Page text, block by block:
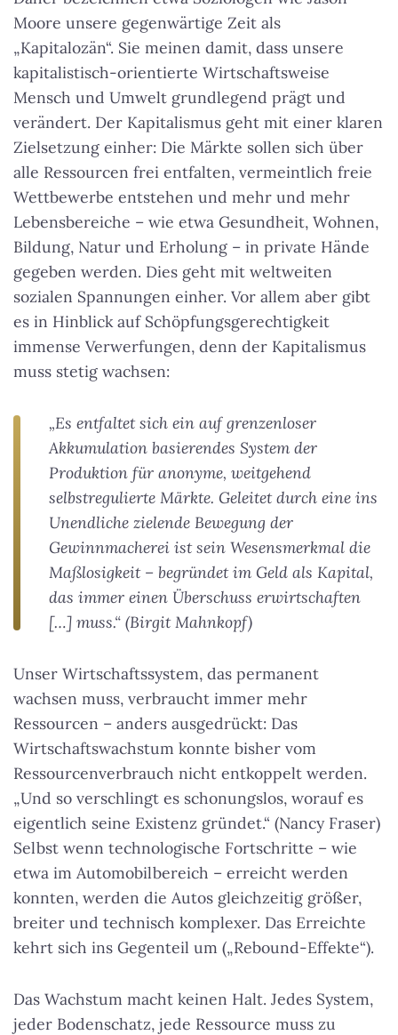
Moore unsere gegenwärtige Zeit als
„Kapitalozän“. Sie meinen damit, dass unsere
kapitalistisch-orientierte Wirtschaftsweise
Mensch und Umwelt grundlegend prägt und
verändert. Der Kapitalismus geht mit einer klaren
Zielsetzung einher: Die Märkte sollen sich über
alle Ressourcen frei entfalten, vermeintlich freie
Wettbewerbe entstehen und mehr und mehr
Lebensbereiche – wie etwa Gesundheit, Wohnen,
Bildung, Natur und Erholung – in private Hände
gegeben werden. Dies geht mit weltweiten
sozialen Spannungen einher. Vor allem aber gibt
es in Hinblick auf Schöpfungsgerechtigkeit
immense Verwerfungen, denn der Kapitalismus
muss stetig wachsen:
„Es entfaltet sich ein auf grenzenloser
Akkumulation basierendes System der
Produktion für anonyme, weitgehend
selbstregulierte Märkte. Geleitet durch eine ins
Unendliche zielende Bewegung der
Gewinnmacherei ist sein Wesensmerkmal die
Maßlosigkeit – begründet im Geld als Kapital,
das immer einen Überschuss erwirtschaften
[…] muss.“ (Birgit Mahnkopf)
Unser Wirtschaftssystem, das permanent
wachsen muss, verbraucht immer mehr
Ressourcen – anders ausgedrückt: Das
Wirtschaftswachstum konnte bisher vom
Ressourcenverbrauch nicht entkoppelt werden.
„Und so verschlingt es schonungslos, worauf es
eigentlich seine Existenz gründet.“ (Nancy Fraser)
Selbst wenn technologische Fortschritte – wie
etwa im Automobilbereich – erreicht werden
konnten, werden die Autos gleichzeitig größer,
breiter und technisch komplexer. Das Erreichte
kehrt sich ins Gegenteil um („Rebound-Effekte“).
Das Wachstum macht keinen Halt. Jedes System,
jeder Bodenschatz, jede Ressource muss zu